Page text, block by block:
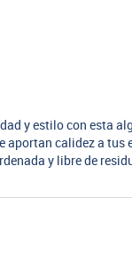
y estilo con esta
calidez a tus
y libre de